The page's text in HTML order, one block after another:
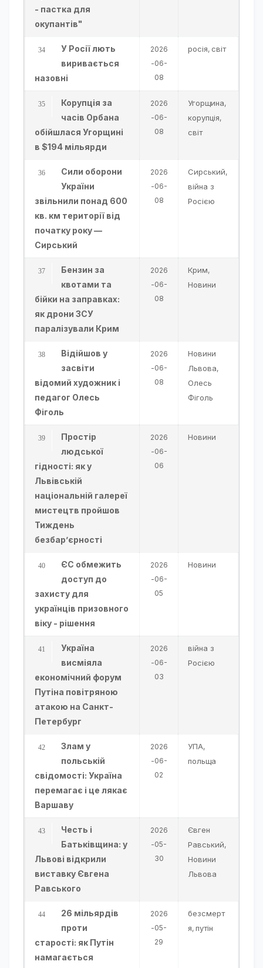
- пастка для
окупантів"
У Росії лють
виривається
назовні
2026
-06-
08
росія, світ
Корупція за
часів Орбана
обійшлася Угорщині
в $194 мільярди
2026
-06-
08
Угорщина,
корупція,
світ
Сили оборони
України
звільнили понад 600
кв. км території від
початку року —
Сирський
2026
-06-
08
Сирський,
війна з
Росією
Бензин за
квотами та
бійки на заправках:
як дрони ЗСУ
паралізували Крим
2026
-06-
08
Крим,
Новини
Відійшов у
засвіти
відомий художник і
педагог Олесь
Фіголь
2026
-06-
08
Новини
Львова,
Олесь
Фіголь
Простір
людської
гідності: як у
Львівській
національній галереї
мистецтв пройшов
Тиждень
безбар’єрності
2026
-06-
06
Новини
ЄС обмежить
доступ до
захисту для
українців призовного
віку - рішення
2026
-06-
05
Новини
Україна
висміяла
економічний форум
Путіна повітряною
атакою на Санкт-
Петербург
2026
-06-
03
війна з
Росією
Злам у
польській
свідомості: Україна
перемагає і це лякає
Варшаву
2026
-06-
02
УПА,
польща
Честь і
Батьківщина: у
Львові відкрили
виставку Євгена
Равського
2026
-05-
30
Євген
Равський,
Новини
Львова
26 мільярдів
проти
старості: як Путін
намагається
2026
-05-
29
безсмерт
я, путін